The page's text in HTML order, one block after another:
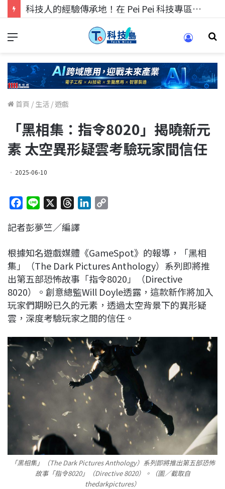
科技人的經驗傳承地！在 Pei Pei 科技專區，與學弟妹交流最硬核的技術
首頁 / 生活 / 遊戲
「黑相集：指令8020」揭曉新元
素 太空異形疑雲考驗玩家間信任
2025-06-10
c
b
o
k
n
r
a
d
s
e
d
I
n
L
i
n
k
記者彭夢竺／編譯
根據知名遊戲媒體《GameSpot》的報導，「黑相
集」（The Dark Pictures Anthology）系列即將推
出第五部恐怖故事「指令8020」（Directive
8020）。創意總監Will Doyle透露，這款新作將加入
玩家們期盼已久的元素，透過太空背景下的異形疑
雲，深度考驗玩家之間的信任。
「黑相集」（The Dark Pictures Anthology）系列即將推出第五部恐怖
故事「指令8020」（Directive 8020）。（圖／截取自
thedarkpictures）